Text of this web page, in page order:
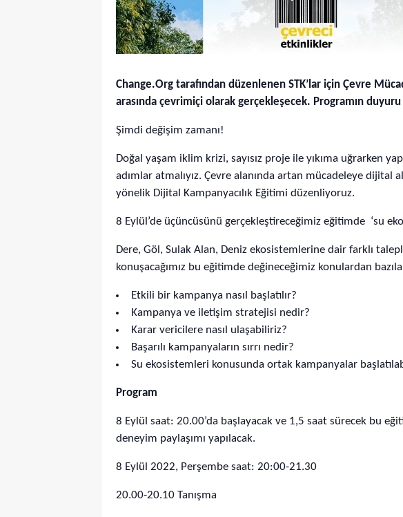
Change.Org tarafından düzenlenen STK’lar için Çevre
arasında çevrimiçi olarak gerçekleşecek. Programın
Şimdi değişim zamanı!
Doğal yaşam iklim krizi, sayısız proje ile yıkıma uğrarken
adımlar atmalıyız. Çevre alanında artan mücadeleye
yönelik Dijital Kampanyacılık Eğitimi düzenliyoruz.
8 Eylül’de üçüncüsünü gerçekleştireceğimiz eğitimde ‘su
Dere, Göl, Sulak Alan, Deniz ekosistemlerine dair farklı
konuşacağımız bu eğitimde değineceğimiz konulardan
Etkili bir kampanya nasıl başlatılır?
Kampanya ve iletişim stratejisi nedir?
Karar vericilere nasıl ulaşabiliriz?
Başarılı kampanyaların sırrı nedir?
Su ekosistemleri konusunda ortak kampanyalar
Program
8 Eylül saat: 20.00’da başlayacak ve 1,5 saat sürecek bu
deneyim paylaşımı yapılacak.
8 Eylül 2022, Perşembe saat: 20:00-21.30
20.00-20.10 Tanışma